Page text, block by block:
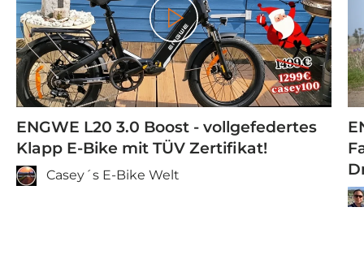
Spielen
ENGWE L20 3.0 Boost - vollgefedertes
Klapp E-Bike mit TÜV Zertifikat!
Casey´s E-Bike Welt